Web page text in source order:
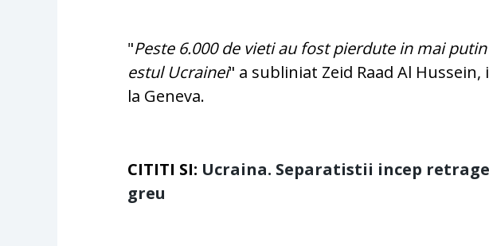
"Peste 6.000 de vieti au fost pierdute in mai
estul Ucrainei" a subliniat Zeid Raad Al
la Geneva.
CITITI SI: Ucraina. Separatistii incep
greu